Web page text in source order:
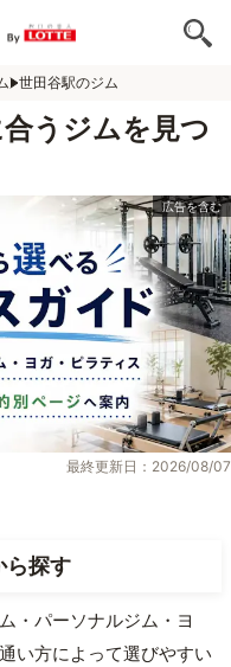
世田谷駅のジム
うジムを見つ
最終更新日：2026/08/07
ら探す
・パーソナルジム・ヨ
い方によって選びやすい